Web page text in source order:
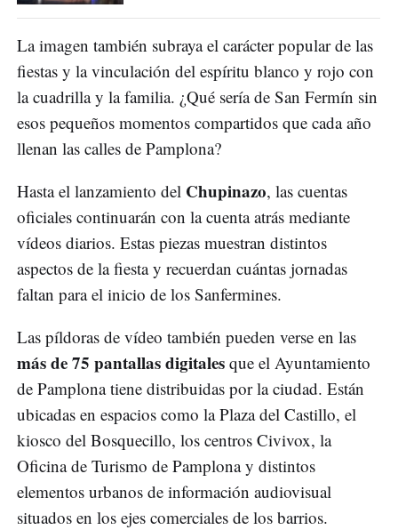
La imagen también subraya el carácter popular de las
fiestas y la vinculación del espíritu blanco y rojo con
la cuadrilla y la familia. ¿Qué sería de San Fermín sin
esos pequeños momentos compartidos que cada año
llenan las calles de Pamplona?
Hasta el lanzamiento del Chupinazo, las cuentas
oficiales continuarán con la cuenta atrás mediante
vídeos diarios. Estas piezas muestran distintos
aspectos de la fiesta y recuerdan cuántas jornadas
faltan para el inicio de los Sanfermines.
Las píldoras de vídeo también pueden verse en las
más de 75 pantallas digitales que el Ayuntamiento
de Pamplona tiene distribuidas por la ciudad. Están
ubicadas en espacios como la Plaza del Castillo, el
kiosco del Bosquecillo, los centros Civivox, la
Oficina de Turismo de Pamplona y distintos
elementos urbanos de información audiovisual
situados en los ejes comerciales de los barrios.